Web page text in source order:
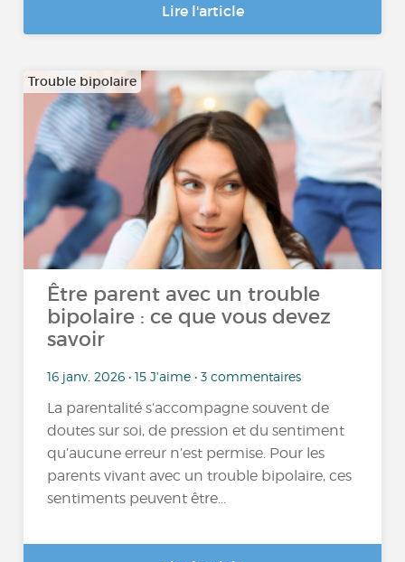
Lire l'article
Trouble bipolaire
Être parent avec un trouble
bipolaire : ce que vous devez
savoir
16 janv. 2026 • 15 J'aime • 3 commentaires
La parentalité s’accompagne souvent de
doutes sur soi, de pression et du sentiment
qu’aucune erreur n’est permise. Pour les
parents vivant avec un trouble bipolaire, ces
sentiments peuvent être...